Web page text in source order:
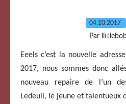
04.10.2017
Par
Eeels c’est la nouvelle
2017, nous sommes donc
nouveau repaire de l’un
Ledeuil, le jeune et talentueux